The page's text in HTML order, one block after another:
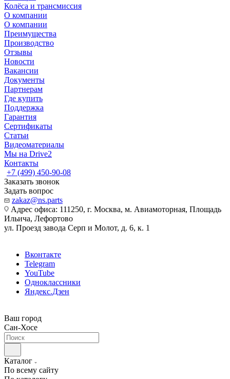
Колёса и трансмиссия
О компании
О компании
Преимущества
Производство
Отзывы
Новости
Вакансии
Документы
Партнерам
Где купить
Поддержка
Гарантия
Сертификаты
Статьи
Видеоматериалы
Мы на Drive2
Контакты
+7 (499) 450-90-08
Заказать звонок
Задать вопрос
zakaz@ns.parts
Адрес офиса: 111250, г. Москва, м. Авиамоторная, Площадь
Ильича, Лефортово
ул. Проезд завода Серп и Молот, д. 6, к. 1
Вконтакте
Telegram
YouTube
Одноклассники
Яндекс.Дзен
Ваш город
Сан-Хосе
Каталог
По всему сайту